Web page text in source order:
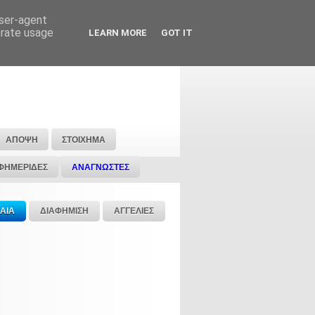
ΑΠΟΨΗ ΣΤΟΙΧΗΜΑ
ΑΝΑΓΝΩΣΤΕΣ
ΔΙΑΦΗΜΙΣΗ ΑΓΓΕΛΙΕΣ
agent
usage
LEARN MORE GOT IT